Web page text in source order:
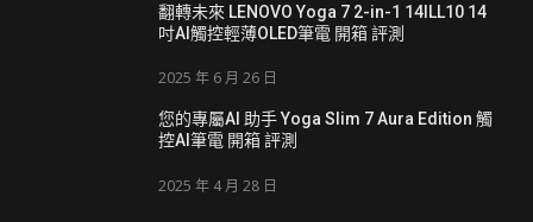
翻轉未來 LENOVO Yoga 7 2-in-1 14ILL10 14
吋AI觸控輕薄OLED筆電 開箱 評測
2025 年 6 月 26 日
您的專屬AI 助手 Yoga Slim 7 Aura Edition 觸
控AI筆電 開箱 評測
2025 年 4 月 28 日